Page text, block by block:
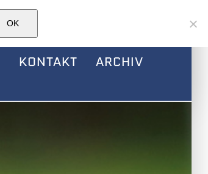
KONTAKT ARCHIV
OK